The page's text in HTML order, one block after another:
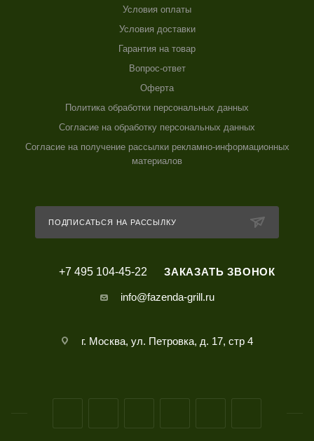
Условия оплаты
Условия доставки
Гарантия на товар
Вопрос-ответ
Оферта
Политика обработки персональных данных
Согласие на обработку персональных данных
Согласие на получение рассылки рекламно-информационных
материалов
ПОДПИСАТЬСЯ НА РАССЫЛКУ
+7 495 104-45-22 ЗАКАЗАТЬ ЗВОНОК
info@fazenda-grill.ru
г. Москва, ул. Петровка, д. 17, стр 4